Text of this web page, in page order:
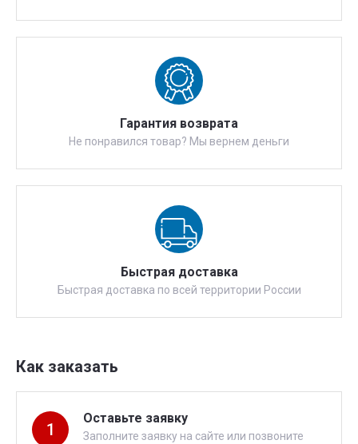
Гарантия возврата
Не понравился товар? Мы вернем деньги
Быстрая доставка
Быстрая доставка по всей территории России
Как заказать
1
Оставьте заявку
Заполните заявку на сайте или позвоните